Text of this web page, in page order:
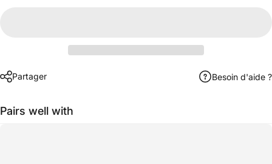
Partager Besoin d'aide ?
Pairs well with